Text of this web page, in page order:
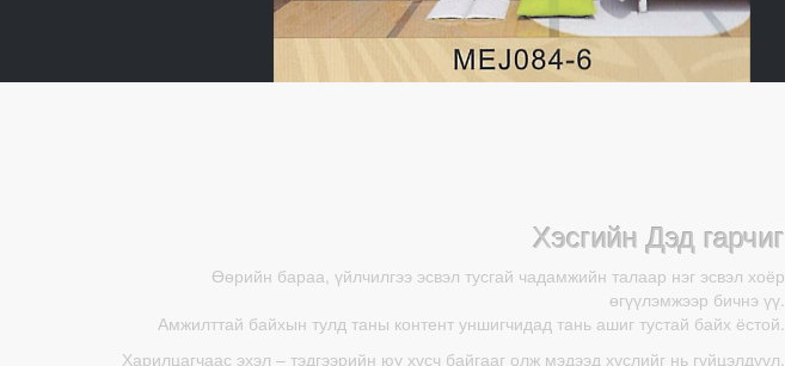
Хэсгийн Дэд гарчиг
Өөрийн бараа, үйлчилгээ эсвэл тусгай чадамжийн талаар нэг эсвэл хоёр
өгүүлэмжээр бичнэ үү.
Амжилттай байхын тулд таны контент уншигчидад тань ашиг тустай байх ёстой.
Харилцагчаас эхэл – тэдгээрийн юу хүсч байгааг олж мэдээд хүслийг нь гүйцэлдүүл.